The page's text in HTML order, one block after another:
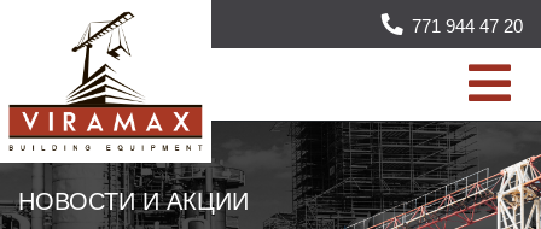
771 944 47 20
НОВОСТИ И АКЦИИ